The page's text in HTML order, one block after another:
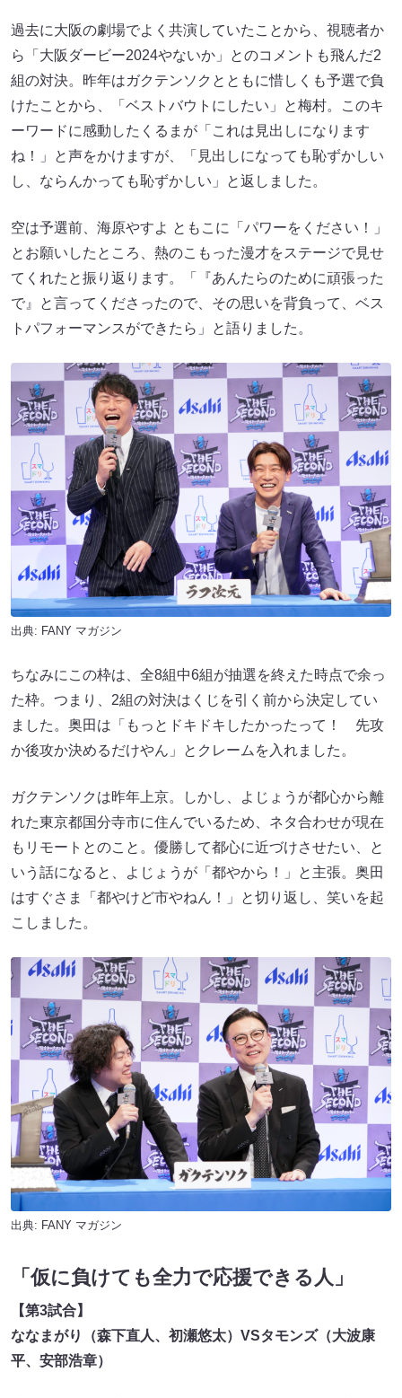
過去に大阪の劇場でよく共演していたことから、視聴者か
ら「大阪ダービー2024やないか」とのコメントも飛んだ2
組の対決。昨年はガクテンソクとともに惜しくも予選で負
けたことから、「ベストバウトにしたい」と梅村。このキ
ーワードに感動したくるまが「これは見出しになります
ね！」と声をかけますが、「見出しになっても恥ずかしい
し、ならんかっても恥ずかしい」と返しました。
空は予選前、海原やすよ ともこ​​に「パワーをください！」
とお願いしたところ、熱のこもった漫才をステージで見せ
てくれたと振り返ります。「『あんたらのために頑張った
で』と言ってくださったので、その思いを背負って、ベス
トパフォーマンスができたら」と語りました。
出典: FANY マガジン
ちなみにこの枠は、全8組中6組が抽選を終えた時点で余っ
た枠。つまり、2組の対決はくじを引く前から決定してい
ました。奥田は「もっとドキドキしたかったって！ 先攻
か後攻か決めるだけやん」とクレームを入れました。
ガクテンソクは昨年上京。しかし、よじょうが都心から離
れた東京都国分寺市に住んでいるため、ネタ合わせが現在
もリモートとのこと。優勝して都心に近づけさせたい、と
いう話になると、よじょうが「都やから！」と主張。奥田
はすぐさま「都やけど市やねん！」と切り返し、笑いを起
こしました。
出典: FANY マガジン
「仮に負けても全力で応援できる人」
【第3試合】
ななまがり（森下直人、初瀬悠太） VSタモンズ（大波康
平、安部浩章）